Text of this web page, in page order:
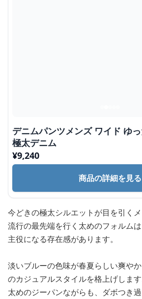
デニムパンツメンズ ワイド ゆ
極太デニム
¥9,240
商品の詳細を見る
今どきの極太シルエットが目を引くメ
流行の最先端を行く太めのフォルム
主役になる存在感があります。
淡いブルーの色味が春夏らしい爽や
のカジュアルスタイルを格上げします
太めのジーパンながらも、ダボつき